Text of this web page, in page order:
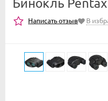
Бинокль
Написать отзыв В